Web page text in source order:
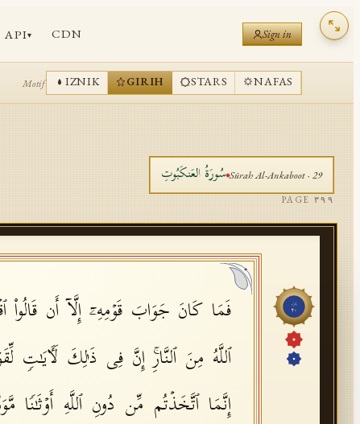
API▾ CDN Sign in
Motif IZNIK GIRIH STARS NAFAS
سُورَةُالعَنكَبُوتِ SūrahAl-Ankaboot· 29
PAGE ٣٩٩
جُزْء
٢٠
فَمَا كَانَ جَوَابَ قَوۡمِهِۦۤ إِلَّاۤ أَن قَالُوا۟
ٱللَّهُ مِنَ ٱلنَّارِۚ إِنَّ فِی ذَ ٰ⁠لِكَ لَـَٔایَـٰتࣲ
إِنَّمَا ٱتَّخَذۡتُم مِّن دُونِ ٱللَّهِ أَوۡثَـٰنࣰا